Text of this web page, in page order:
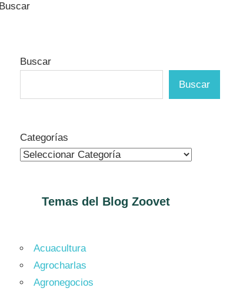
Buscar
Buscar
Buscar
Categorías
Temas del Blog Zoovet
Acuacultura
Agrocharlas
Agronegocios